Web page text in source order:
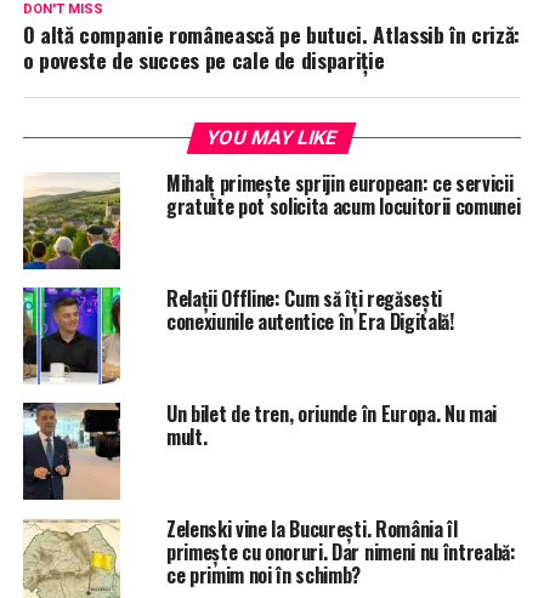
DON'T MISS
O altă companie românească pe butuci. Atlassib în criză:
o poveste de succes pe cale de dispariție
YOU MAY LIKE
Mihalț primește sprijin european: ce servicii
gratuite pot solicita acum locuitorii comunei
Relații Offline: Cum să îți regăsești
conexiunile autentice în Era Digitală!
Un bilet de tren, oriunde în Europa. Nu mai
mult.
Zelenski vine la București. România îl
primește cu onoruri. Dar nimeni nu întreabă:
ce primim noi în schimb?